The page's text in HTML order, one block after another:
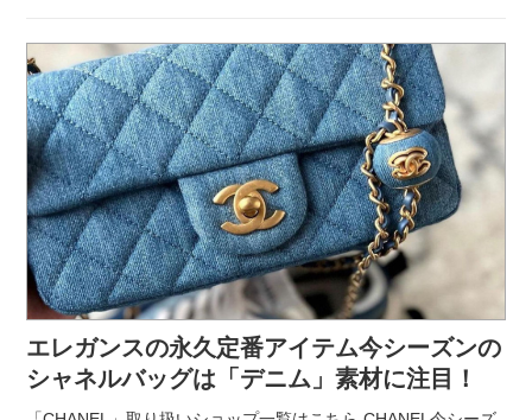
エレガンスの永久定番アイテム今シーズンの
シャネルバッグは「デニム」素材に注目！